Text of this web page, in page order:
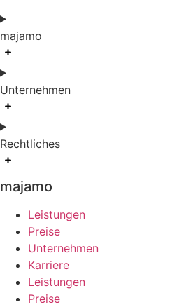
majamo
Unternehmen
Rechtliches
majamo
Leistungen
Preise
Unternehmen
Karriere
Leistungen
Preise